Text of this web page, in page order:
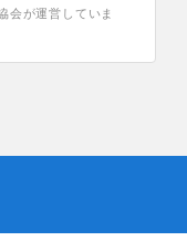
会が運営していま